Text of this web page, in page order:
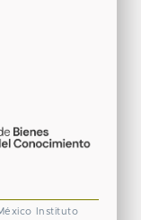
Instituto